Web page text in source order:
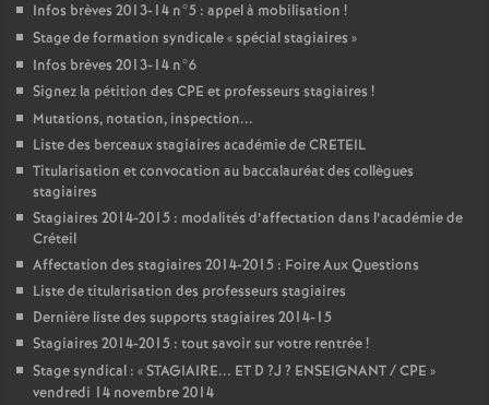
Infos brèves 2013-14 n°5 : appel à mobilisation !
Stage de formation syndicale «spécial stagiaires »
Infos brèves 2013-14 n°6
Signez la pétition des CPE et professeurs stagiaires !
Mutations, notation, inspection...
Liste des berceaux stagiaires académie deCRETEIL
Titularisation et convocation au baccalauréat des collègues
stagiaires
Stagiaires 2014-2015 : modalités d’affectation dans l’académie de
Créteil
Affectation des stagiaires 2014-2015 : Foire Aux Questions
Liste de titularisation des professeurs stagiaires
Dernière liste des supports stagiaires 2014-15
Stagiaires 2014-2015 : tout savoir sur votre rentrée!
Stage syndical : «STAGIAIRE... ET D ?J ? ENSEIGNANT/CPE »
vendredi 14 novembre 2014